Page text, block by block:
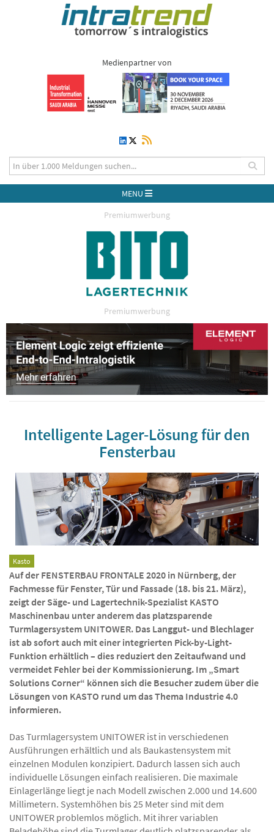
Medienpartner von
MENU
Premiumwerbung
Premiumwerbung
Intelligente Lager-Lösung für den
Fensterbau
Kasto
Auf der FENSTERBAU FRONTALE 2020 in Nürnberg, der
Fachmesse für Fenster, Tür und Fassade (18. bis 21. März),
zeigt der Säge- und Lagertechnik-Spezialist KASTO
Maschinenbau unter anderem das platzsparende
Turmlagersystem UNITOWER. Das Langgut- und Blechlager
ist ab sofort auch mit einer integrierten Pick-by-Light-
Funktion erhältlich – dies reduziert den Zeitaufwand und
vermeidet Fehler bei der Kommissionierung. Im „Smart
Solutions Corner“ können sich die Besucher zudem über die
Lösungen von KASTO rund um das Thema Industrie 4.0
informieren.
Das Turmlagersystem UNITOWER ist in verschiedenen
Ausführungen erhältlich und als Baukastensystem mit
einzelnen Modulen konzipiert. Dadurch lassen sich auch
individuelle Lösungen einfach realisieren. Die maximale
Einlagerlänge liegt je nach Modell zwischen 2.000 und 14.600
Millimetern. Systemhöhen bis 25 Meter sind mit dem
UNITOWER problemlos möglich. Mit ihrer variablen